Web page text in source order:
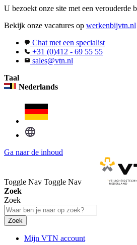
U bezoekt onze site met een verouderde
Bekijk onze vacatures op werkenbijvtn.nl
Chat met een specialist
+31 (0)412 - 69 55 55
sales@vtn.nl
Taal
Nederlands
Ga naar de inhoud
Toggle Nav Toggle Nav
Zoek
Zoek
Zoek
Mijn VTN account